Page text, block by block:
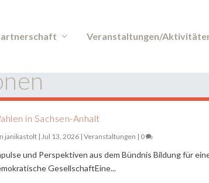
Veranstaltungen/
in Sachsen-Anhalt
janikastolt| Jul 13, 2026| Veranstaltungen | 0
und Perspektiven aus dem Bündnis Bildung für
GesellschaftEine...